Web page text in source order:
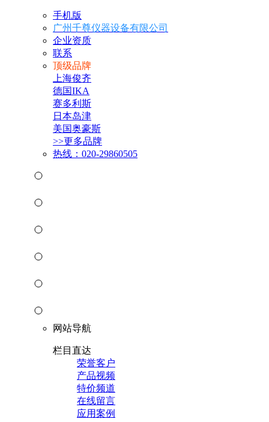
手机版
广州千尊仪器设备有限公司
企业资质
联系
顶级品牌
上海俊齐
德国IKA
赛多利斯
日本岛津
美国奥豪斯
>>更多品牌
热线：020-29860505
网站导航
栏目直达
荣誉客户
产品视频
特价频道
在线留言
应用案例